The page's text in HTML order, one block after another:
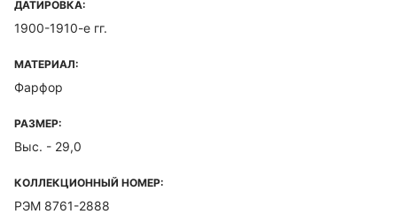
ДАТИРОВКА:
1900-1910-е гг.
МАТЕРИАЛ:
Фарфор
РАЗМЕР:
Выс. - 29,0
КОЛЛЕКЦИОННЫЙ НОМЕР:
РЭМ 8761-2888